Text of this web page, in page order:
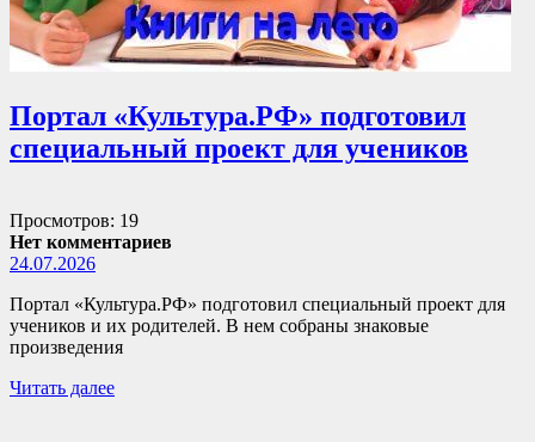
Портал «Культура.РФ» подготовил
специальный проект для учеников
Просмотров: 19
Нет комментариев
24.07.2026
Портал «Культура.РФ» подготовил специальный проект для
учеников и их родителей. В нем собраны знаковые
произведения
Читать далее